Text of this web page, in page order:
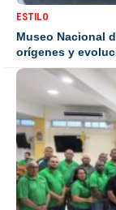
ESTILO
Museo Nacional
orígenes y